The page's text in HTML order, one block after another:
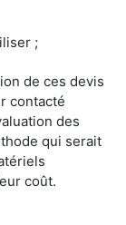
;
de ces devis
contacté
des
qui serait
coût.